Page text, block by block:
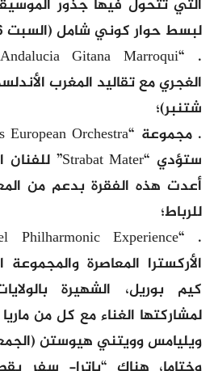
التي تتحول فيها جذور
لبسط حوار كوني شامل (السبت 16 شتنبر)؛
شتنبر)؛
أعدت هذه الفقرة بدعم من
للرباط؛
الأركسترا المعاصرة والمجموعة
كيم بوريل، الشهيرة
لمشاركتها الغناء مع كل من
ويليامس وويتني هيوستن (الجمعة 22